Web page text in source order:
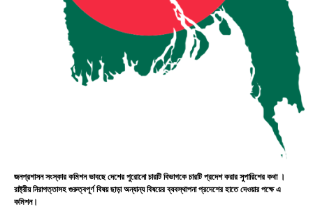
জনপ্রশাসন সংস্কার কমিশন ভাবছে দেশের পুরোনো চারটি বিভাগকে চারটি প্রদেশ করার সুপারিশের কথা ।
রাষ্ট্রীয় নিরাপত্তাসহ গুরুত্বপূর্ণ বিষয় ছাড়া অন্যান্য বিষয়ের ব্যবস্থাপনা প্রদেশের হাতে দেওয়ার পক্ষে এ
কমিশন।